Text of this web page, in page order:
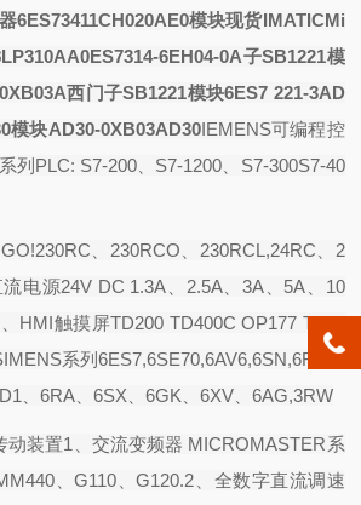
6ES73411CH020AE0模块现货IMATICMi
ES7314-6EH04-0A子SB1221模
西门子SB1221模块6ES7 221-3AD
模块AD30-0XB03AD30IEMENS可编程控
列PLC: S7-200、S7-1200、S7-300S7-40
、230RCO、230RCL,24RC、2
电源24V DC 1.3A、2.5A、3A、5A、10
HMI触摸屏TD200 TD400C OP177 TP17
系列6ES7,6SE70,6AV6,6SN,6FC、
、6RA、6SX、6GK、6XV、6AG,3RW
动装置1、交流变频器 MICROMASTER系
、G110、G120.2、全数字直流调速